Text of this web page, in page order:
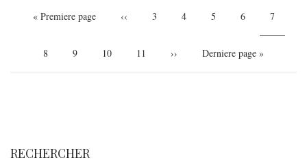
Première
« Premiere page Page
‹‹ Page
3 Page
4 Page
5 Page
6 Page
7
Page
8 Page
9 Page
10 Page
11 Page
›› Dernière
Derniere page »
RECHERCHER